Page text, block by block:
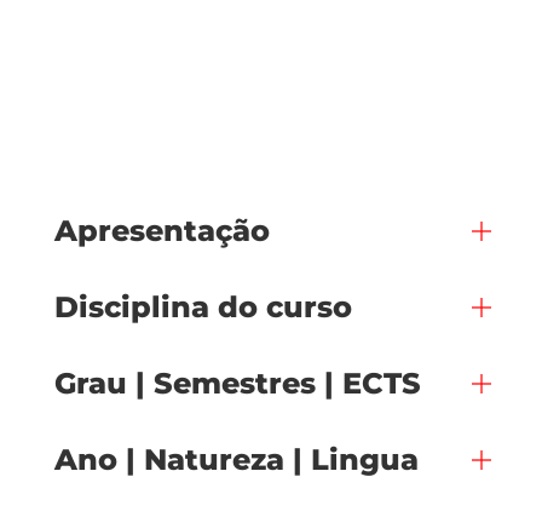
Apresentação
Disciplina do curso
Grau | Semestres | ECTS
Ano | Natureza | Lingua